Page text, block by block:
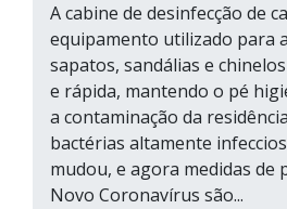
A cabine de desinfecção de
equipamento utilizado para
sapatos, sandálias e
e rápida, mantendo o pé
a contaminação da
bactérias altamente
mudou, e agora medidas de
Novo Coronavírus são...